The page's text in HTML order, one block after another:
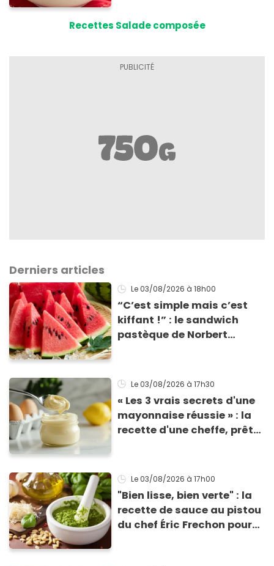
Recettes Salade composée
Derniers articles
Le 03/08/2026 à 18h00
“C’est simple mais c’est
kiffant !” : le sandwich
pastèque de Norbert
Le 03/08/2026 à 17h30
« Les 3 vrais secrets d'une
mayonnaise réussie » : la
recette d'une cheffe, prête
Le 03/08/2026 à 17h00
"Bien lisse, bien verte" : la
recette de sauce au pistou
du chef Éric Frechon pour